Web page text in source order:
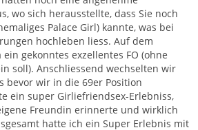
wo sich herausstellte, dass Sie noch
Palace Girl) kannte, was bei
hochleben liess. Auf dem
gekonntes exzellentes FO (ohne
soll). Anschliessend wechselten wir
bevor wir in die 69er Position
ein super Girliefriendsex-Erlebniss,
Freundin erinnerte und wirklich
hatte ich ein Super Erlebnis mit